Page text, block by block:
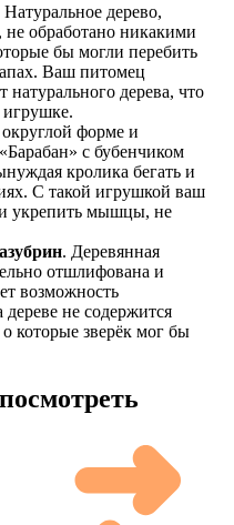
Натуральное дерево,
обработано никакими
бы могли перебить
Ваш питомец
натурального дерева, что
округлой форме и
с бубенчиком
кролика бегать и
С такой игрушкой ваш
укрепить мышцы, не
. Деревянная
отшлифована и
возможность
не содержится
которые зверёк мог бы